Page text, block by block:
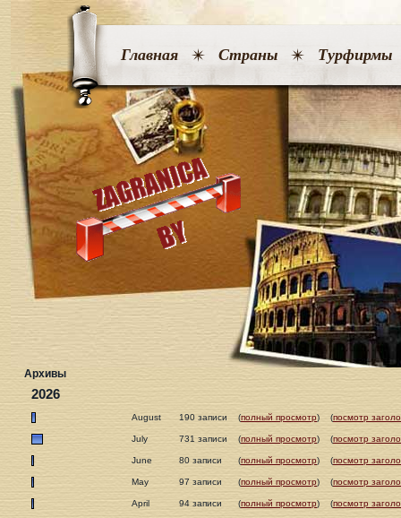
Главная Страны Турфирмы
Архивы
2026
August 190 записи (полный просмотр) (посмотр
July 731 записи (полный просмотр) (посмотр
June 80 записи (полный просмотр) (посмотр
May 97 записи (полный просмотр) (посмотр
April 94 записи (полный просмотр) (посмотр